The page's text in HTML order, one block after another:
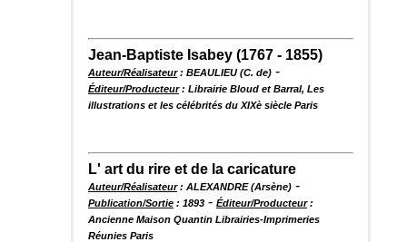
Jean-Baptiste Isabey (1767 - 1855)
Auteur/Réalisateur: BEAULIEU (C. de) -
Éditeur/Producteur: Librairie Bloud et Barral, Les
illustrations et les célébrités du XIXè siècle Paris
L' art du rire et de la caricature
Auteur/Réalisateur: ALEXANDRE (Arsène) -
Publication/Sortie : 1893 - Éditeur/Producteur:
Ancienne Maison Quantin Librairies-Imprimeries
Réunies Paris